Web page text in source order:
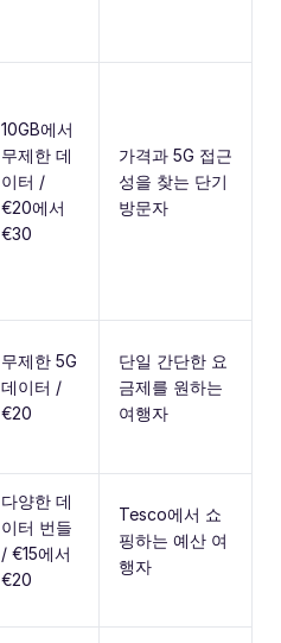
10GB에서
무제한 데
이터 /
€20에서
€30
가격과 5G 접근
성을 찾는 단기
방문자
무제한 5G
데이터 /
€20
단일 간단한 요
금제를 원하는
여행자
다양한 데
이터 번들
/ €15에서
€20
Tesco에서 쇼
핑하는 예산 여
행자